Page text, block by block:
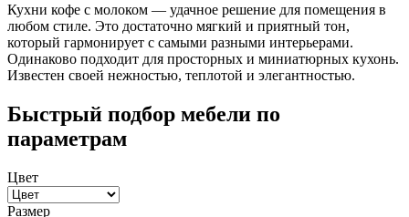
Кухни кофе с молоком — удачное решение для помещения в
любом стиле. Это достаточно мягкий и приятный тон,
который гармонирует с самыми разными интерьерами.
Одинаково подходит для просторных и миниатюрных кухонь.
Известен своей нежностью, теплотой и элегантностью.
Быстрый подбор мебели по
параметрам
Цвет
Размер